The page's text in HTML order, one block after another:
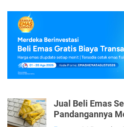
Jual Beli Emas
Pandangannya